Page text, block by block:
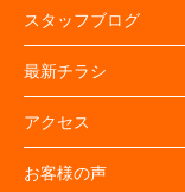
スタッフブログ
最新チラシ
アクセス
お客様の声